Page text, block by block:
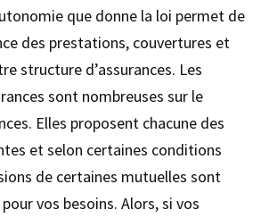
que donne la loi permet de
des prestations, couvertures et
structure d’assurances. Les
sont nombreuses sur le
Elles proposent chacune des
et selon certaines conditions
de certaines mutuelles sont
vos besoins. Alors, si vos